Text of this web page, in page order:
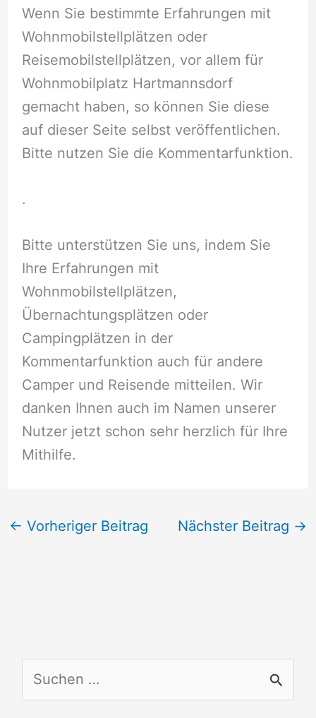
Wenn Sie bestimmte Erfahrungen mit
Wohnmobilstellplätzen oder
Reisemobilstellplätzen, vor allem für
Wohnmobilplatz Hartmannsdorf
gemacht haben, so können Sie diese
auf dieser Seite selbst veröffentlichen.
Bitte nutzen Sie die Kommentarfunktion.
.
Bitte unterstützen Sie uns, indem Sie
Ihre Erfahrungen mit
Wohnmobilstellplätzen,
Übernachtungsplätzen oder
Campingplätzen in der
Kommentarfunktion auch für andere
Camper und Reisende mitteilen. Wir
danken Ihnen auch im Namen unserer
Nutzer jetzt schon sehr herzlich für Ihre
Mithilfe.
← Vorheriger Beitrag Nächster Beitrag →
u